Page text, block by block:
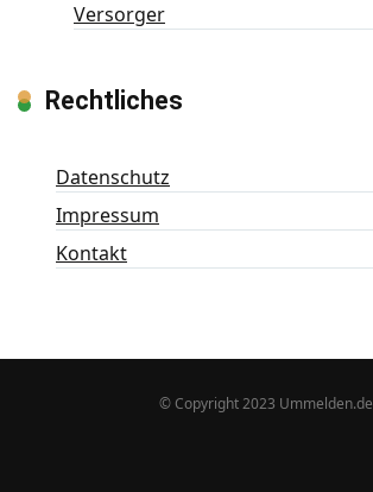
Versorger
Rechtliches
Datenschutz
Impressum
Kontakt
© Copyright 2023 Ummelden.de